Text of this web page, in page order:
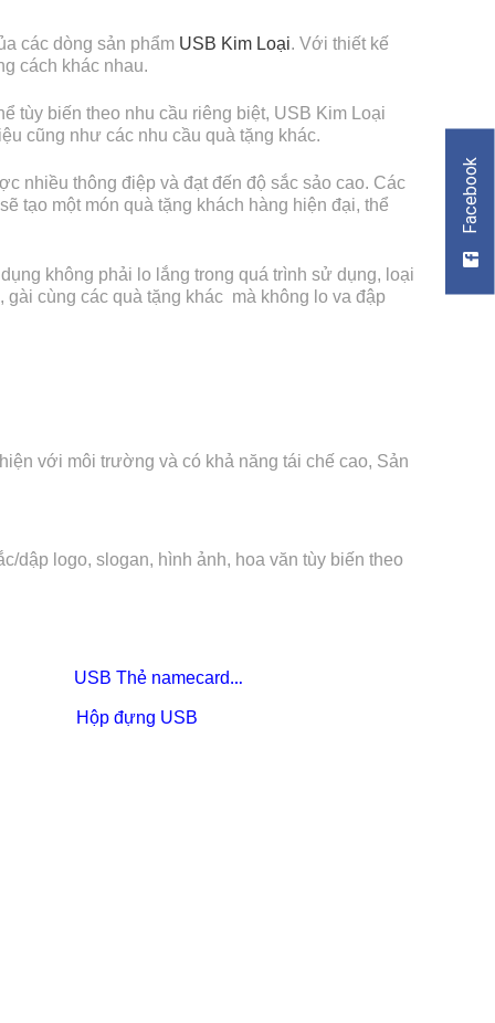
các dòng sản phẩm USB Kim Loại. Với thiết kế
cách khác nhau.
tùy biến theo nhu cầu riêng biệt, USB Kim Loại
cũng như các nhu cầu quà tặng khác.
nhiều thông điệp và đạt đến độ sắc sảo cao. Các
tạo một món quà tặng khách hàng hiện đại, thể
không phải lo lắng trong quá trình sử dụng, loại
cùng các quà tặng khác mà không lo va đập
với môi trường và có khả năng tái chế cao, Sản
dập logo, slogan, hình ảnh, hoa văn tùy biến theo
USB Thẻ namecard …
Hộp đựng USB
Facebook